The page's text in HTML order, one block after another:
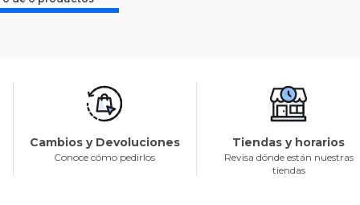
Cambios y Devoluciones
Conoce cómo pedirlos
Tiendas y horarios
Revisa dónde están nuestras
tiendas